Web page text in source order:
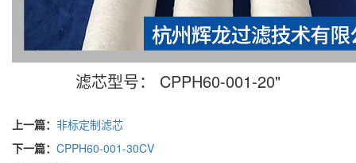
滤芯型号： CPPH60-001-20"
上一篇： 非标定制滤芯
下一篇： CPPH60-001-30CV